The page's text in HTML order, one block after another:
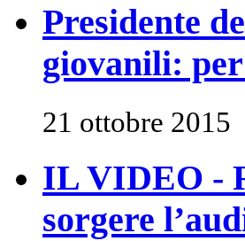
Presidente
giovanili:
21 ottobre 2015
IL VIDEO -
sorgere